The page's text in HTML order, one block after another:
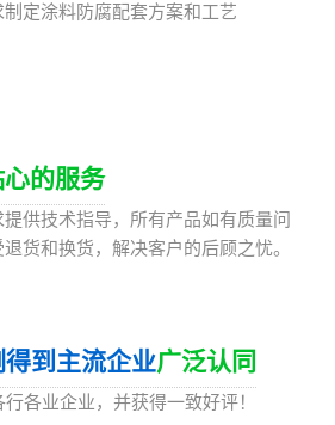
定涂料防腐配套方案和工艺
的服务
供技术指导，所有产品如有质量问
货和换货，解决客户的后顾之忧。
到主流企业广泛认同
各业企业，并获得一致好评！